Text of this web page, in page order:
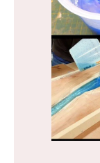
reuniões